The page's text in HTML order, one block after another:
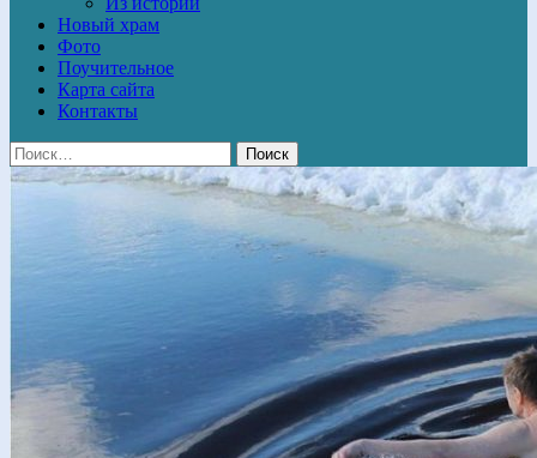
Новый храм
Фото
Поучительное
Карта сайта
Контакты